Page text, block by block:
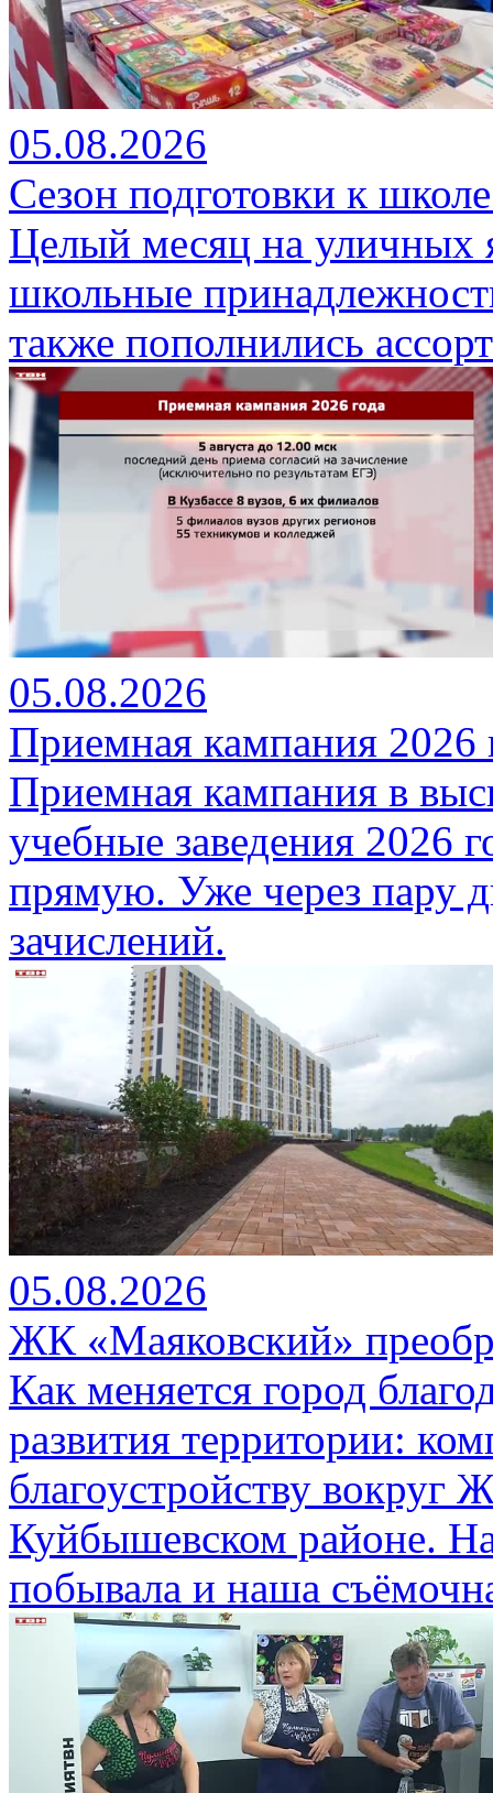
05.08.2026
Сезон подготовки к
Целый месяц на уличных
школьные
также пополнились
05.08.2026
Приемная кампания 2026
Приемная кампания в
учебные заведения 2026
прямую. Уже через пару
зачислений.
05.08.2026
ЖК «Маяковский»
Как меняется город
развития территории:
благоустройству вокруг
Куйбышевском районе.
побывала и наша